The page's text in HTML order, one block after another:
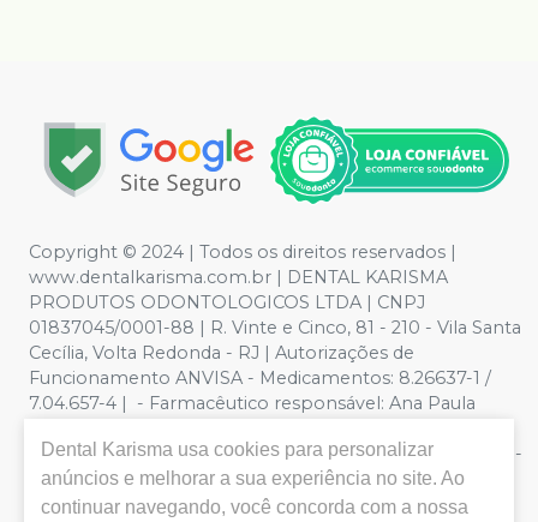
Copyright © 2024 | Todos os direitos reservados |
www.dentalkarisma.com.br | DENTAL KARISMA
PRODUTOS ODONTOLOGICOS LTDA | CNPJ
01837045/0001-88 | R. Vinte e Cinco, 81 - 210 - Vila Santa
Cecília, Volta Redonda - RJ | Autorizações de
Funcionamento ANVISA - Medicamentos: 8.26637-1 /
7.04.657-4 | - Farmacêutico responsável: Ana Paula
Privacidade e Segurança - Fotos meramente ilustrativas -
Os preços e condições da loja virtual estão sujeitos a
alterações. Em caso de divergência de preços no site, o
Dental Karisma usa cookies para personalizar
anúncios e melhorar a sua experiência no site. Ao
continuar navegando, você concorda com a nossa